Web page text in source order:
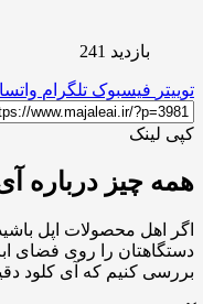
بازدید 241
توییتر فیسبوک تلگرام
کپی لینک
همه چیز درباره
اگر اهل محصولات اپل
دستگاهتان را روی فضای
بررسی کنیم که آی کلود